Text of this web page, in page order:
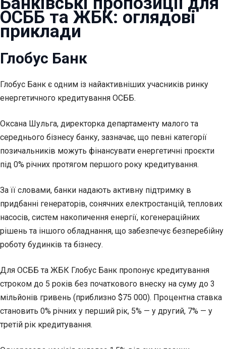
ОСББ та ЖБК: оглядові
приклади
Глобус Банк
Глобус Банк є одним із найактивніших учасників ринку
енергетичного кредитування ОСББ.
Оксана Шульга, директорка департаменту малого та
середнього бізнесу банку, зазначає, що певні категорії
позичальників можуть фінансувати енергетичні проєкти
під 0% річних протягом першого року кредитування.
За її словами, банки надають активну підтримку в
придбанні генераторів, сонячних електростанцій, теплових
насосів, систем накопичення енергії, когенераційних
рішень та іншого обладнання, що забезпечує безперебійну
роботу будинків та бізнесу.
Для ОСББ та ЖБК Глобус Банк пропонує кредитування
строком до 5 років без початкового внеску на суму до 3
мільйонів гривень (приблизно $75 000). Процентна ставка
становить 0% річних у перший рік, 5% — у другий, 7% — у
третій рік кредитування.